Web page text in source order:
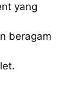
yang
beragam